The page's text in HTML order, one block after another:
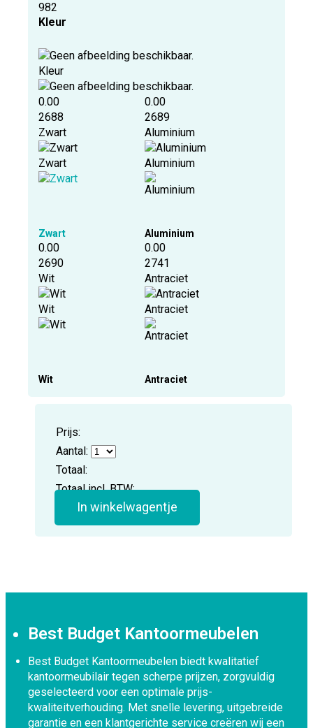
982
Kleur
Kleur
0.00
2688
Zwart
Zwart
Zwart
0.00
2689
Aluminium
Aluminium
Aluminium
0.00
2690
Wit
Wit
Wit
0.00
2741
Antraciet
Antraciet
Antraciet
Prijs:
Aantal:
Totaal:
Totaal incl. BTW:
In winkelwagentje
Best Budget Kantoormeubelen
Best Budget Kantoormeubelen biedt kwalitatief
kantoormeubilair tegen scherpe prijzen, zorgvuldig
geselecteerd voor een optimale prijs-
kwaliteitverhouding. Met snelle levering, uitgebreide
garantie en een klantgerichte service creëren wij een